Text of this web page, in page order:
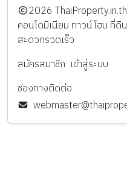
️2026
คอนโดมิเนียม ทาวน์โฮม ที่ดิ
สะดวกรวดเร็ว
สมัครสมาชิก เข้าสู่ระบบ
ช่องทางติดต่อ